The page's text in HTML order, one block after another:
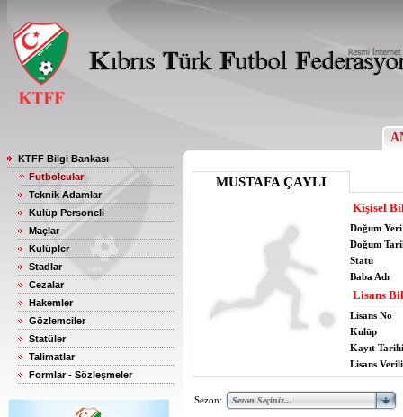
KTFF Bilgi Bankası
Futbolcular
Teknik Adamlar
Kulüp Personeli
Maçlar
Kulüpler
Stadlar
Cezalar
Hakemler
Gözlemciler
Statüler
Talimatlar
Formlar - Sözleşmeler
MUSTAFA ÇAYLI
Kişisel
Doğum Yeri
Doğum
Statü
Baba Adı
Lisans
Lisans No
Kulüp
Kayıt Tarihi
Lisans
Sezon: